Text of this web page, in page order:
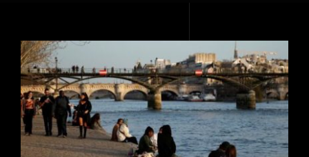
Voir
l'image
agrandie